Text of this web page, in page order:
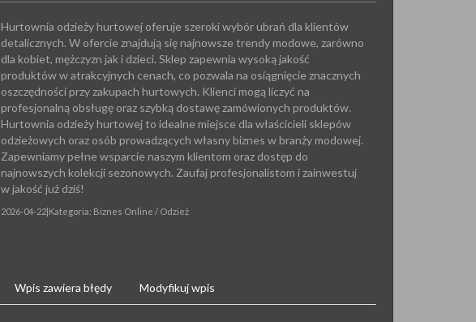
Hurtownia odzieży hurtowej oferuje szeroki wybór ubrań dla klientów
detalicznych. W ofercie znajdują się najnowsze trendy modowe, zarówno
dla kobiet, mężczyzn jak i dzieci. Sklep zapewnia wysoką jakość
produktów w atrakcyjnych cenach, co pozwala na osiągnięcie znacznych
oszczędności przy zakupach hurtowych. Klienci mogą liczyć na
profesjonalną obsługę oraz szybką dostawę zamówionych produktów.
Hurtownia odzieży hurtowej to idealne miejsce dla właścicieli sklepów
odzieżowych oraz osób prowadzących własny biznes w branży modowej.
Zapewniamy pełne wsparcie naszym klientom oraz dostęp do
najnowszych kolekcji sezonowych. Zaufaj profesjonalistom i zainwestuj
w jakość już dziś!
2026-04-22|Kategoria: Biznes Online / Odzież
Wpis zawiera błędy Modyfikuj wpis